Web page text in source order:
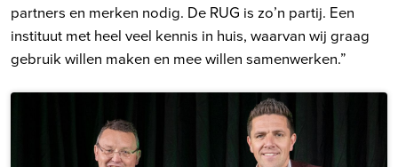
partners en merken nodig. De RUG is zo’n partij. Een
instituut met heel veel kennis in huis, waarvan wij graag
gebruik willen maken en mee willen samenwerken.”